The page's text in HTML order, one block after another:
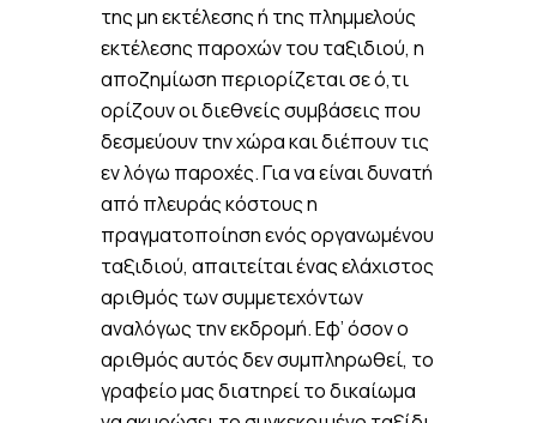
της μη εκτέλεσης ή της πλημμελούς
εκτέλεσης παροχών του ταξιδιού, η
αποζημίωση περιορίζεται σε ό,τι
ορίζουν οι διεθνείς συμβάσεις που
δεσμεύουν την χώρα και διέπουν τις
εν λόγω παροχές. Για να είναι δυνατή
από πλευράς κόστους η
πραγματοποίηση ενός οργανωμένου
ταξιδιού, απαιτείται ένας ελάχιστος
αριθμός των συμμετεχόντων
αναλόγως την εκδρομή. Εφ’ όσον ο
αριθμός αυτός δεν συμπληρωθεί, το
γραφείο μας διατηρεί το δικαίωμα